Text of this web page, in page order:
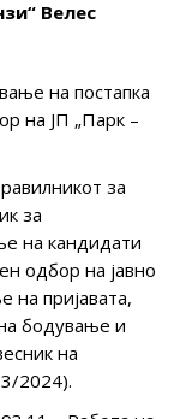
Велес
на постапка
на ЈП „Парк –
за
за
на кандидати
одбор на јавно
на пријавата,
бодување и
на
2024).